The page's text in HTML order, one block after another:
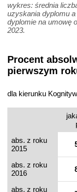
wykres: średnia
uzyskania dyplomu
dyplomie na umowę
2023.
Procent
pierwszym
dla kierunku
abs. z roku
2015
abs. z roku
2016
abs. z roku